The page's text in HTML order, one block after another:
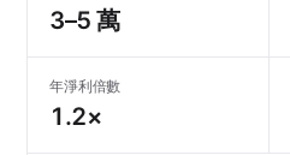
3–5 萬
年淨利倍數
1.2×